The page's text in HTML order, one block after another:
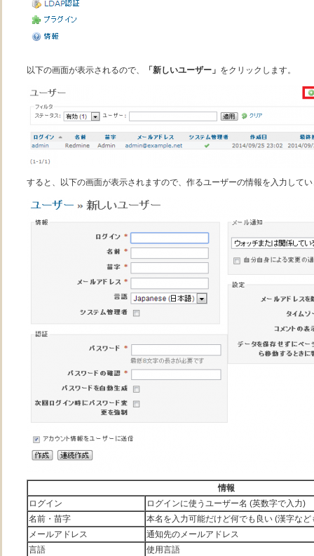
以下の画面が表示されるので、 「新しいユーザー」 をクリックします。
すると、以下の画面が表示されますので、作るユーザーの情報を入力して
情報
ログイン
ログインに使うユーザー名 (英数字で入力)
名前・苗字
本名を入力可能だけど何でも良い (漢字など
メールアドレス
通知先のメールアドレス
言語
使用言語